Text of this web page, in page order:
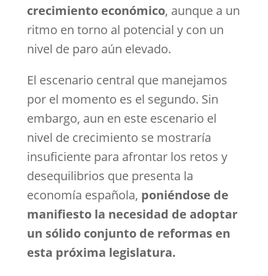
crecimiento económico, aunque a un
ritmo en torno al potencial y con un
nivel de paro aún elevado.
El escenario central que manejamos
por el momento es el segundo. Sin
embargo, aun en este escenario el
nivel de crecimiento se mostraría
insuficiente para afrontar los retos y
desequilibrios que presenta la
economía española, poniéndose de
manifiesto la necesidad de adoptar
un sólido conjunto de reformas en
esta próxima legislatura.